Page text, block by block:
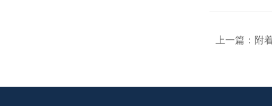
上一篇： 附